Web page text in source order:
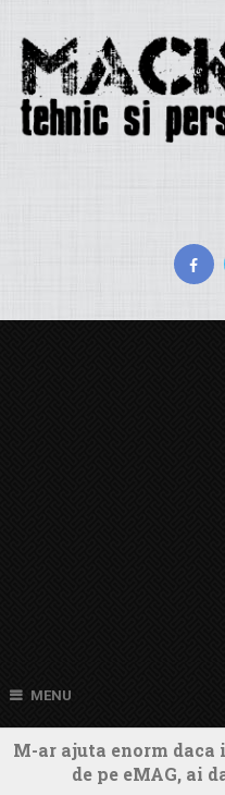
MENU
M-ar ajuta enorm
de pe eMAG, ai